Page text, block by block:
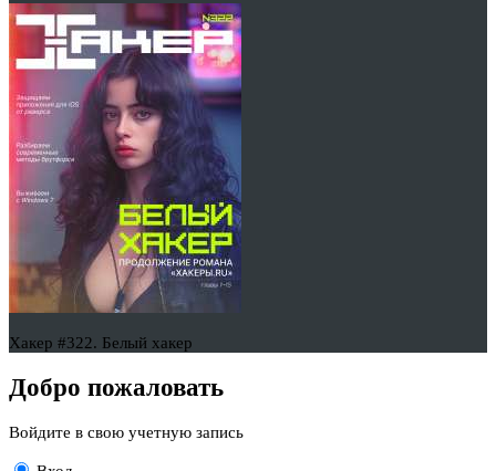
Хакер #322. Белый хакер
Добро пожаловать
Войдите в свою учетную запись